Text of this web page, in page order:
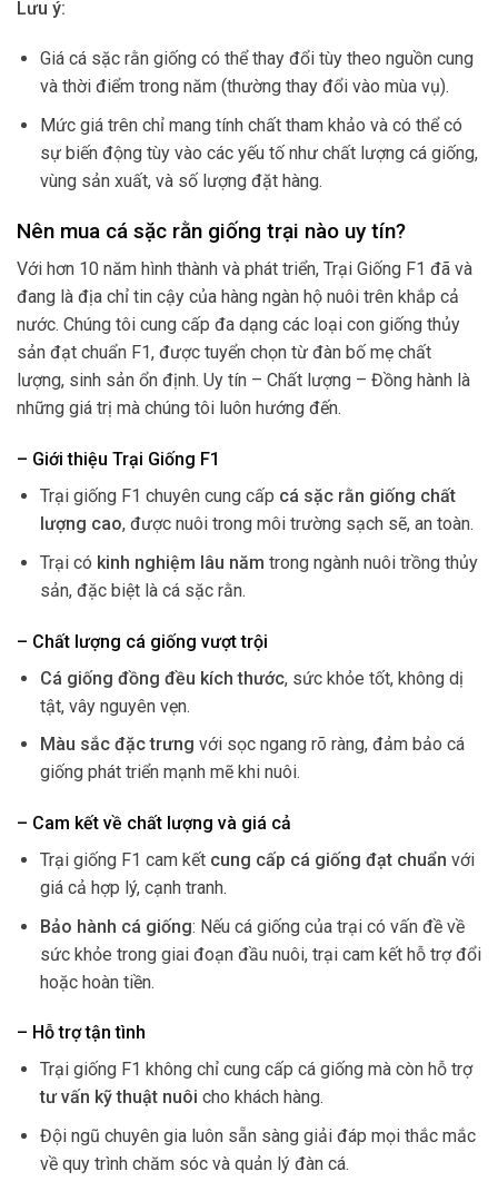
Lưu ý:
Giá cá sặc rằn giống có thể thay đổi tùy theo nguồn cung
và thời điểm trong năm (thường thay đổi vào mùa vụ).
Mức giá trên chỉ mang tính chất tham khảo và có thể có
sự biến động tùy vào các yếu tố như chất lượng cá giống,
vùng sản xuất, và số lượng đặt hàng.
Nên mua cá sặc rằn giống trại nào uy tín?
Với hơn 10 năm hình thành và phát triển, Trại Giống F1 đã và
đang là địa chỉ tin cậy của hàng ngàn hộ nuôi trên khắp cả
nước. Chúng tôi cung cấp đa dạng các loại con giống thủy
sản đạt chuẩn F1, được tuyển chọn từ đàn bố mẹ chất
lượng, sinh sản ổn định. Uy tín – Chất lượng – Đồng hành là
những giá trị mà chúng tôi luôn hướng đến.
– Giới thiệu Trại Giống F1
Trại giống F1 chuyên cung cấp cá sặc rằn giống chất
lượng cao, được nuôi trong môi trường sạch sẽ, an toàn.
Trại có kinh nghiệm lâu năm trong ngành nuôi trồng thủy
sản, đặc biệt là cá sặc rằn.
– Chất lượng cá giống vượt trội
Cá giống đồng đều kích thước, sức khỏe tốt, không dị
tật, vây nguyên vẹn.
Màu sắc đặc trưng với sọc ngang rõ ràng, đảm bảo cá
giống phát triển mạnh mẽ khi nuôi.
– Cam kết về chất lượng và giá cả
Trại giống F1 cam kết cung cấp cá giống đạt chuẩn với
giá cả hợp lý, cạnh tranh.
Bảo hành cá giống: Nếu cá giống của trại có vấn đề về
sức khỏe trong giai đoạn đầu nuôi, trại cam kết hỗ trợ đổi
hoặc hoàn tiền.
– Hỗ trợ tận tình
Trại giống F1 không chỉ cung cấp cá giống mà còn hỗ trợ
tư vấn kỹ thuật nuôi cho khách hàng.
Đội ngũ chuyên gia luôn sẵn sàng giải đáp mọi thắc mắc
về quy trình chăm sóc và quản lý đàn cá.